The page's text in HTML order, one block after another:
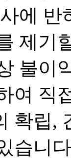
에
제기
불이
여 직
확립,
습니